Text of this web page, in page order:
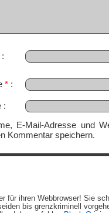
*
E-Mail-Adresse und
Kommentar speichern.
für ihren Webbrowser! Sie
bis grenzkriminell